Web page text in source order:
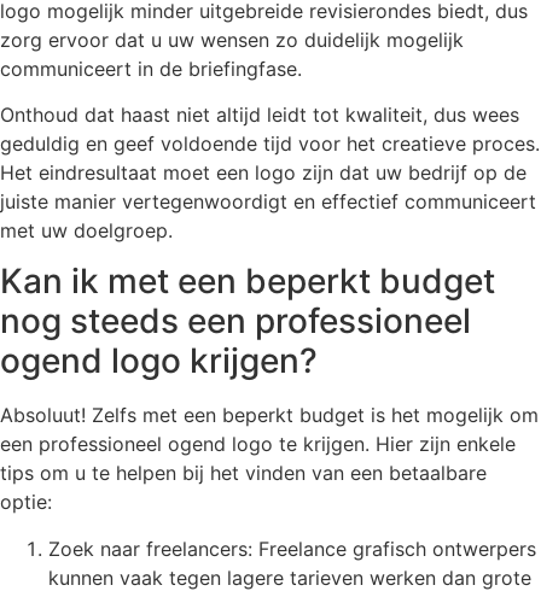
logo mogelijk minder uitgebreide revisierondes biedt, dus
zorg ervoor dat u uw wensen zo duidelijk mogelijk
communiceert in de briefingfase.
Onthoud dat haast niet altijd leidt tot kwaliteit, dus wees
geduldig en geef voldoende tijd voor het creatieve proces.
Het eindresultaat moet een logo zijn dat uw bedrijf op de
juiste manier vertegenwoordigt en effectief communiceert
met uw doelgroep.
Kan ik met een beperkt budget
nog steeds een professioneel
ogend logo krijgen?
Absoluut! Zelfs met een beperkt budget is het mogelijk om
een professioneel ogend logo te krijgen. Hier zijn enkele
tips om u te helpen bij het vinden van een betaalbare
optie:
Zoek naar freelancers: Freelance grafisch ontwerpers
kunnen vaak tegen lagere tarieven werken dan grote